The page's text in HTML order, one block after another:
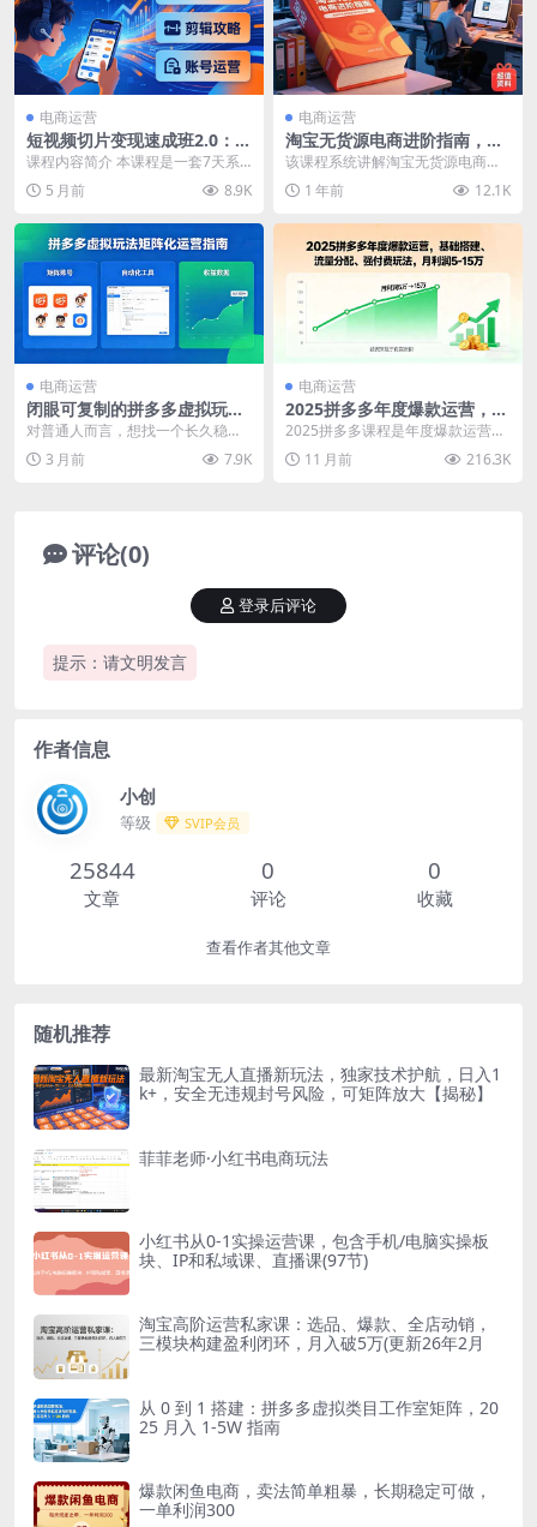
电商运营
短视频切片变现速成班2.0：高
级封面+剪辑攻略+账号运营，
0基础小白快速入局副业
课程内容简介 本课程是一套7天系
统化短视频直播切片训练营，从0基
础小白到切片熟练...
5 月前 8.9K
电商运营
淘宝无货源电商进阶指南，包
含新人课、进阶课，配套资
料，蓝海选品等
该课程系统讲解淘宝无货源电商运
营体系，包含三大核心板块：1) 新
手入门（开店设置...
1 年前 12.1K
电商运营
闭眼可复制的拼多多虚拟玩
法，矩阵化运营，长期稳定日
入 1000+
对普通人而言，想找一个长久稳定
的网创项目真的不容易，很多人愿
意投入时间深耕一个赛...
3 月前 7.9K
电商运营
2025拼多多年度爆款运营，基
础搭建、流量分配、强付费玩
法，月利润5-15万
2025拼多多课程是年度爆款运营体
系，涵盖基础搭建、流量分配、强
付费玩法等32个...
11 月前 216.3K
评论(0)
提示：请文明发言
登录后评论
作者信息
小创
等级 SVIP会员
25844
文章
0
评论
0
收藏
查看作者其他文章
随机推荐
最新淘宝无人直播新玩法，独家技术护航，日入1
k+，安全无违规封号风险，可矩阵放大【揭秘】
菲菲老师·小红书电商玩法
小红书从0-1实操运营课，包含手机/电脑实操板
块、IP和私域课、直播课(97节)
淘宝高阶运营私家课：选品、爆款、全店动销，
三模块构建盈利闭环，月入破5万(更新26年2月
从 0 到 1 搭建：拼多多虚拟类目工作室矩阵，20
25 月入 1-5W 指南
爆款闲鱼电商，卖法简单粗暴，长期稳定可做，
一单利润300